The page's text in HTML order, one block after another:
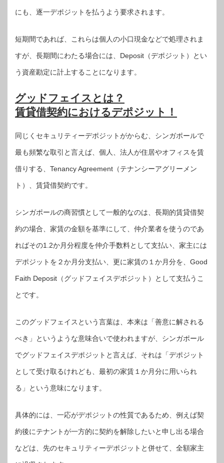
にも、逐一デポジットを払うよう要求されます。
短期間であれば、これらは個人の小口現金などで処理されま
すが、長期間にわたる場合には、Deposit（デポジット）とい
う資産勘定に計上することになります。
グッドフェイスとは？
賃貸借契約におけるデポジット！
同じくセキュリティーデポジットがからむ、シンガポールで
最も頻繁な取引と言えば、個人、法人が住居やオフィスを賃
借りする、Tenancy Agreement（テナンシーアグリーメン
ト）、賃貸借契約です。
シンガポールの商習慣として一般的なのは、長期的賃貸借契
約の場合、家賃の金額を基準にして、仲介業者を使うのであ
ればその1.2か月分程度を仲介手数料として支払い、家主には
デポジットを２か月分支払い、更に家賃の１か月分を、Good
Faith Deposit（グッドフェイスデポジット）として支払うこ
とです。
このグッドフェイスという言葉は、本来は「善意に解される
べき」というような意味合いで使われますが、シンガポール
でグッドフェイスデポジットと言えば、それは「デポジット
として受け取るけれども、最初の家賃１か月分に用いられ
る」という意味になります。
具体的には、一応がデポジットの性質であるため、例えば契
約後にテナントが一方的に契約を解除したいと申し出る場合
などは、先のセキュリティーデポジットと併せて、全額家主